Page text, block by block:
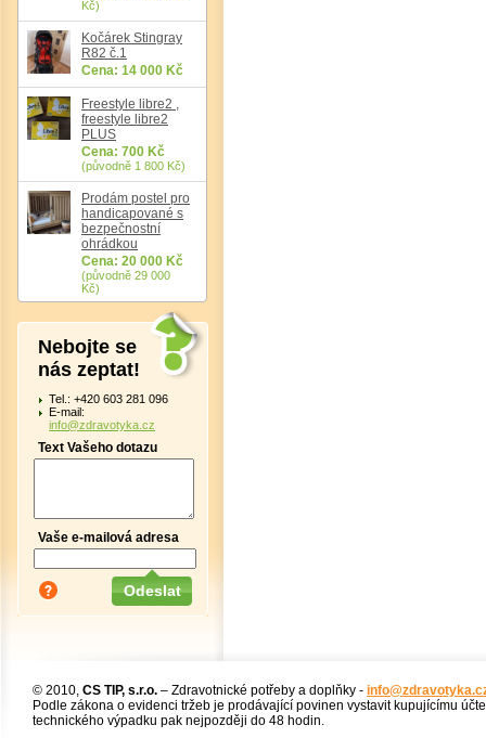
Kč)
Kočárek Stingray
R82 č.1
Cena: 14 000 Kč
Freestyle libre2 ,
freestyle libre2
PLUS
Cena: 700 Kč
(původně 1 800 Kč)
Prodám postel pro
handicapované s
bezpečnostní
ohrádkou
Cena: 20 000 Kč
(původně 29 000
Kč)
Nebojte se
nás zeptat!
Tel.: +420 603 281 096
E-mail:
info@zdravotyka.cz
Text Vašeho dotazu
Vaše e-mailová adresa
© 2010, CS TIP, s.r.o. – Zdravotnické potřeby a doplňky -
Podle zákona o evidenci tržeb je prodávající povinen vystavit kupujícímu
technického výpadku pak nejpozději do 48 hodin.